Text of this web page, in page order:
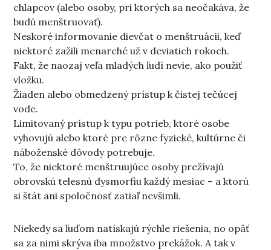
chlapcov (alebo osoby, pri ktorých sa neočakáva, že
budú menštruovať).
Neskoré informovanie dievčat o menštruácii, keď
niektoré zažili menarché už v deviatich rokoch.
Fakt, že naozaj veľa mladých ľudí nevie, ako použiť
vložku.
Žiaden alebo obmedzený prístup k čistej tečúcej
vode.
Limitovaný prístup k typu potrieb, ktoré osobe
vyhovujú alebo ktoré pre rôzne fyzické, kultúrne či
náboženské dôvody potrebuje.
To, že niektoré menštruujúce osoby prežívajú
obrovskú telesnú dysmorfiu každý mesiac – a ktorú
si štát ani spoločnosť zatiaľ nevšimli.
Niekedy sa ľuďom natískajú rýchle riešenia, no opäť
sa za nimi skrýva iba množstvo prekážok. A tak v